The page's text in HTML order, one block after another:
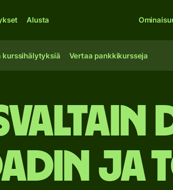
Alusta
kurssihälytyksiä Vertaa pankkikursseja
ja